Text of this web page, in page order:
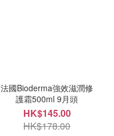
法國Bioderma強效滋潤修
護霜500ml 9月頭
HK$145.00
HK$178.00